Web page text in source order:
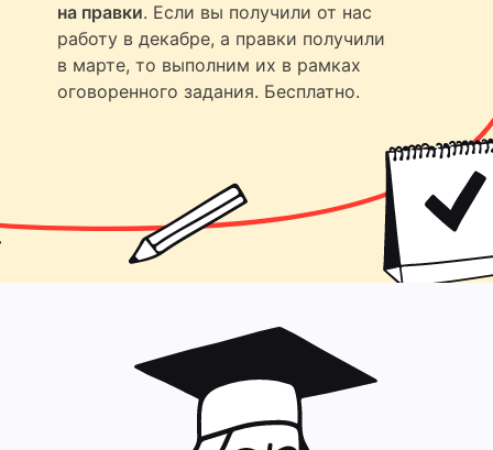
на правки. Если вы получили от нас
работу в декабре, а правки получили
в марте, то выполним их в рамках
оговоренного задания. Бесплатно.